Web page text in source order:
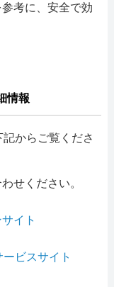
考に、安全で効
情報
からご覧くださ
せください。
イト
ビスサイト